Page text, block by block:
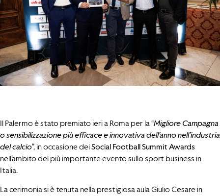
Il Palermo è stato premiato ieri a Roma per la “Migliore Campagna
o sensibilizzazione più efficace e innovativa dell’anno nell’industria
del calcio”, in occasione deiSocial Football Summit Awards
nell’ambito del più importante evento sullo sport business in
Italia.
La cerimonia si è tenuta nella prestigiosa aula Giulio Cesare in